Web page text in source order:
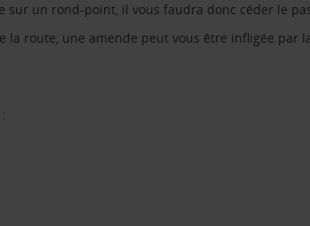
sur un rond-point, il vous faudra donc céder le
la route, une amende peut vous être infligée par